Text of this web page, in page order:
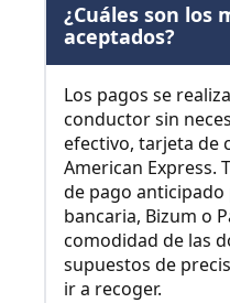
¿Cuáles son los
aceptados?
Los pagos se
conductor sin
efectivo, tarjeta de
American Express.
de pago
bancaria, Bizum o
comodidad de las
supuestos de
ir a recoger.